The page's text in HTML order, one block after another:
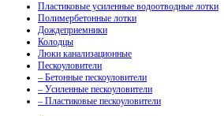
Пластиковые усиленные водоотводные лотки
Полимербетонные лотки
Дождеприемники
Колодцы
Люки канализационные
Пескоуловители
– Бетонные пескоуловители
– Усиленные пескоуловители
– Пластиковые пескоуловители